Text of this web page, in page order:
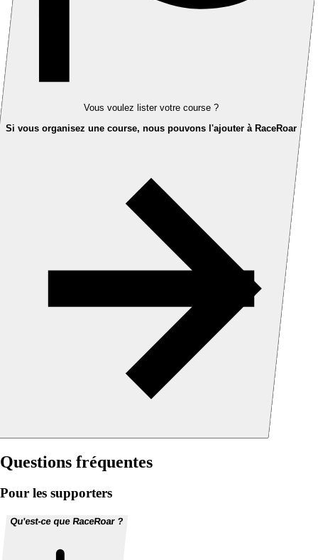
Vous voulez lister votre course ?
Si vous organisez une course, nous pouvons l'ajouter à RaceRoar
Questions fréquentes
Pour les supporters
Qu'est-ce que RaceRoar ?